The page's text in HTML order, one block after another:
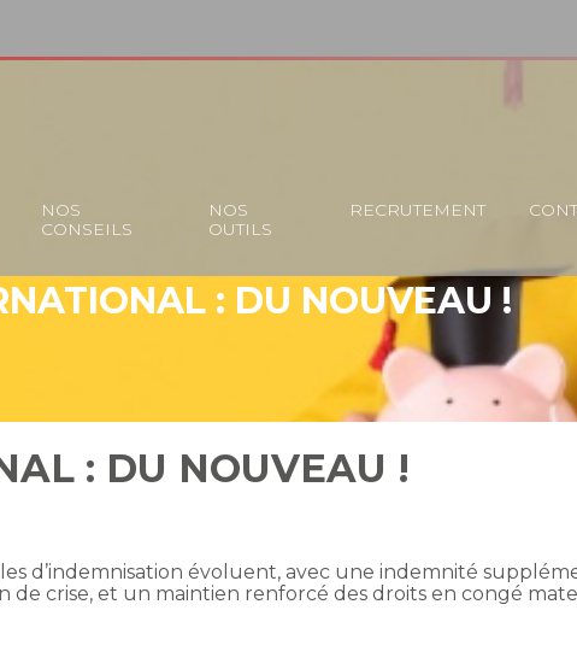
NOS
CONSEILS
NOS
OUTILS
RECRUTEMENT
: DU NOUVEAU !
: DU NOUVEAU !
d’indemnisation évoluent, avec une indemnité
de crise, et un maintien renforcé des droits en congé